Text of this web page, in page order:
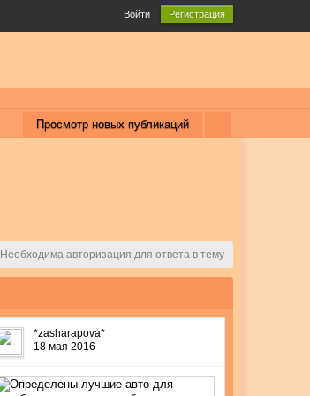
Войти Регистрация
Просмотр новых публикаций
Необходима авторизация для ответа в тему
*zasharapova*
18 мая 2016